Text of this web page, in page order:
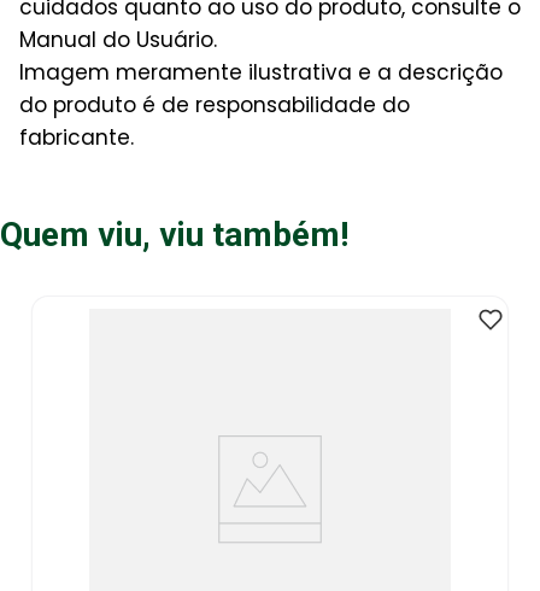
cuidados quanto ao uso do produto, consulte o
Manual do Usuário.
Imagem meramente ilustrativa e a descrição
do produto é de responsabilidade do
fabricante.
Quem viu, viu também!